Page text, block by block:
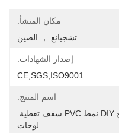
مكان المنشأ:
تشجيانغ ， الصين
إصدار الشهادات:
CE,SGS,ISO9001
اسم المنتج:
حار ختم PVC لوحات الحائط المطبخ DIY نمط PVC سقف تغطية
لوحات